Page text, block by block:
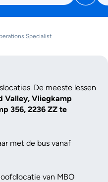
Specialist
De meeste lessen
Valley, Vliegkamp
356, 2236 ZZ te
met de bus vanaf
van MBO